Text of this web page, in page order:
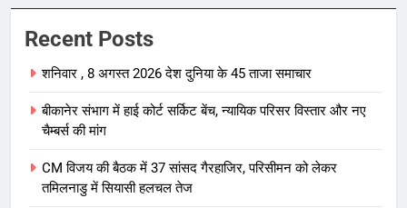
Recent Posts
शनिवार , 8 अगस्त 2026 देश दुनिया के 45 ताजा समाचार
बीकानेर संभाग में हाई कोर्ट सर्किट बेंच, न्यायिक परिसर विस्तार और नए
चैम्बर्स की मांग
CM विजय की बैठक में 37 सांसद गैरहाजिर, परिसीमन को लेकर
तमिलनाडु में सियासी हलचल तेज